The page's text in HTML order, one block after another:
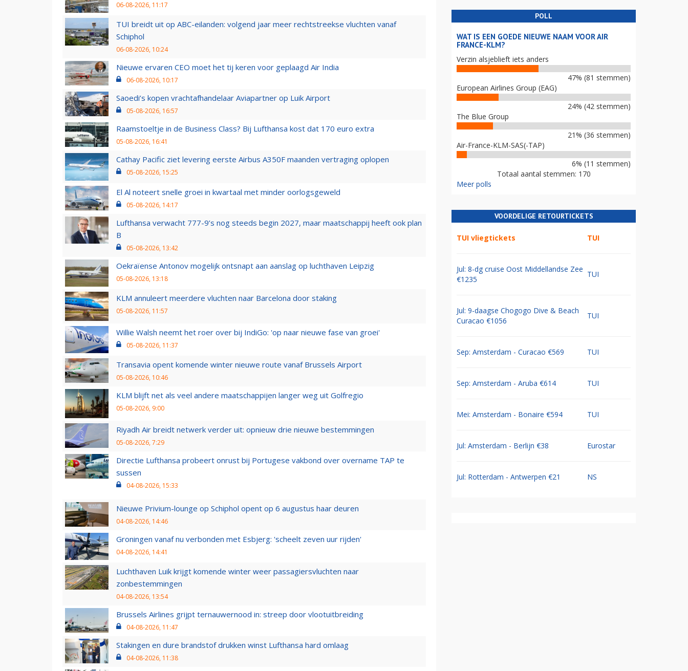
06-08-2026, 11:17
TUI breidt uit op ABC-eilanden: volgend jaar meer rechtstreekse vluchten vanaf
Schiphol
06-08-2026, 10:24
Nieuwe ervaren CEO moet het tij keren voor geplaagd Air India
06-08-2026, 10:17
Saoedi’s kopen vrachtafhandelaar Aviapartner op Luik Airport
05-08-2026, 16:57
Raamstoeltje in de Business Class? Bij Lufthansa kost dat 170 euro extra
05-08-2026, 16:41
Cathay Pacific ziet levering eerste Airbus A350F maanden vertraging oplopen
05-08-2026, 15:25
El Al noteert snelle groei in kwartaal met minder oorlogsgeweld
05-08-2026, 14:17
Lufthansa verwacht 777-9’s nog steeds begin 2027, maar maatschappij heeft ook plan
B
05-08-2026, 13:42
Oekraïense Antonov mogelijk ontsnapt aan aanslag op luchthaven Leipzig
05-08-2026, 13:18
KLM annuleert meerdere vluchten naar Barcelona door staking
05-08-2026, 11:57
Willie Walsh neemt het roer over bij IndiGo: 'op naar nieuwe fase van groei'
05-08-2026, 11:37
Transavia opent komende winter nieuwe route vanaf Brussels Airport
05-08-2026, 10:46
KLM blijft net als veel andere maatschappijen langer weg uit Golfregio
05-08-2026, 9:00
Riyadh Air breidt netwerk verder uit: opnieuw drie nieuwe bestemmingen
05-08-2026, 7:29
Directie Lufthansa probeert onrust bij Portugese vakbond over overname TAP te
sussen
04-08-2026, 15:33
Nieuwe Privium-lounge op Schiphol opent op 6 augustus haar deuren
04-08-2026, 14:46
Groningen vanaf nu verbonden met Esbjerg: 'scheelt zeven uur rijden'
04-08-2026, 14:41
Luchthaven Luik krijgt komende winter weer passagiersvluchten naar
zonbestemmingen
04-08-2026, 13:54
Brussels Airlines grijpt ternauwernood in: streep door vlootuitbreiding
04-08-2026, 11:47
Stakingen en dure brandstof drukken winst Lufthansa hard omlaag
04-08-2026, 11:38
POLL
WAT IS EEN GOEDE NIEUWE NAAM VOOR AIR
FRANCE-KLM?
Verzin alsjeblieft iets anders
47% (81 stemmen)
European Airlines Group (EAG)
24% (42 stemmen)
The Blue Group
21% (36 stemmen)
Air-France-KLM-SAS(-TAP)
6% (11 stemmen)
Totaal aantal stemmen: 170
Meer polls
VOORDELIGE RETOURTICKETS
TUI vliegtickets TUI
Jul: 8-dg cruise Oost Middellandse Zee
€1235
TUI
Jul: 9-daagse Chogogo Dive & Beach
Curacao €1056
TUI
Sep: Amsterdam - Curacao €569 TUI
Sep: Amsterdam - Aruba €614 TUI
Mei: Amsterdam - Bonaire €594 TUI
Jul: Amsterdam - Berlijn €38 Eurostar
Jul: Rotterdam - Antwerpen €21 NS